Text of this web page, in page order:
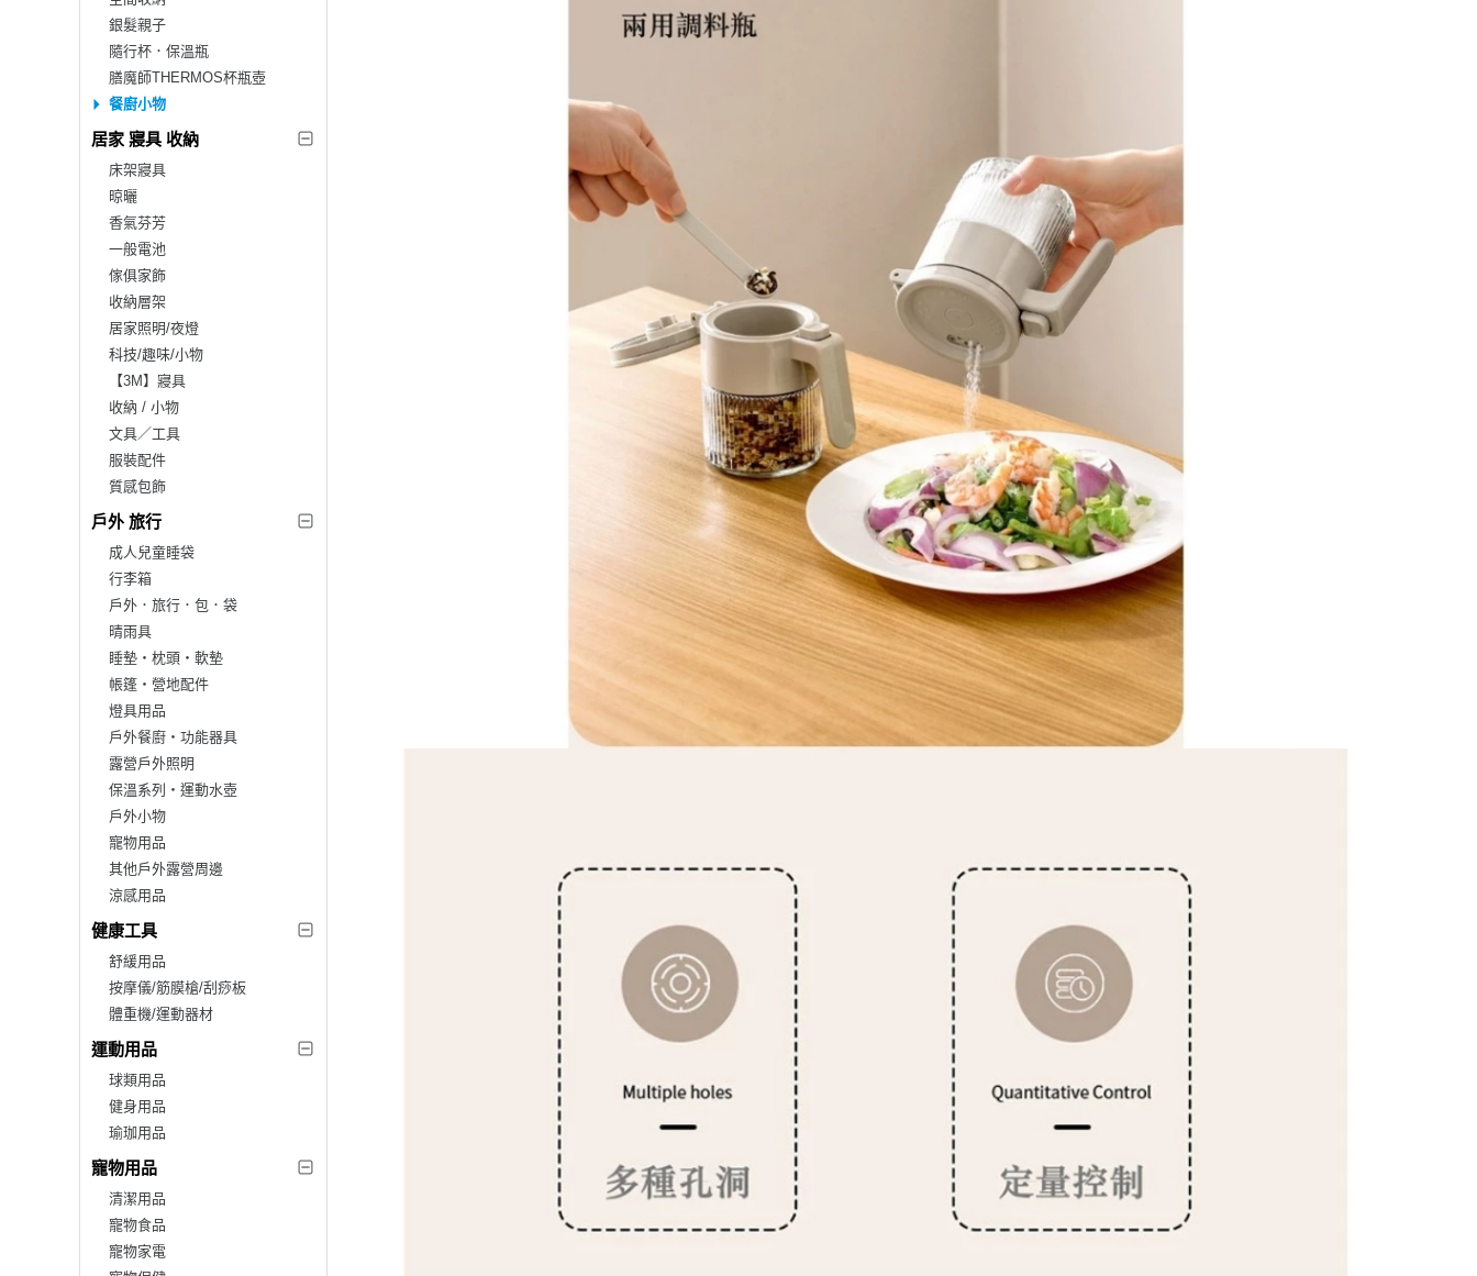
銀髮親子
隨行杯．保溫瓶
膳魔師THERMOS杯瓶壺
餐廚小物
居家 寢具 收納
床架寢具
晾曬
香氣芬芳
一般電池
傢俱家飾
收納層架
居家照明/夜燈
科技/趣味/小物
【3M】寢具
收納 / 小物
文具／工具
服裝配件
質感包飾
戶外 旅行
成人兒童睡袋
行李箱
戶外．旅行．包．袋
晴雨具
睡墊‧枕頭‧軟墊
帳篷‧營地配件
燈具用品
戶外餐廚‧功能器具
露營戶外照明
保溫系列‧運動水壺
戶外小物
寵物用品
其他戶外露營周邊
涼感用品
健康工具
舒緩用品
按摩儀/筋膜槍/刮痧板
體重機/運動器材
運動用品
球類用品
健身用品
瑜珈用品
寵物用品
清潔用品
寵物食品
寵物家電